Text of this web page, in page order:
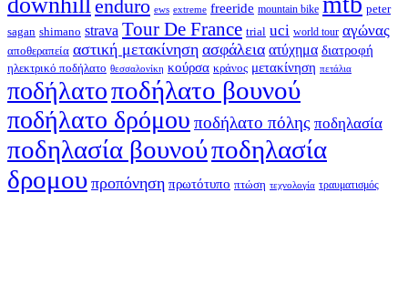
enduro ews extreme freeride mountain bike
peter
sagan shimano strava Tour De France trial uci world tour αγώνας
αποθεραπεία αστική μετακίνηση ασφάλεια ατύχημα διατροφή
ηλεκτρικό ποδήλατο θεσσαλονίκη κούρσα κράνος μετακίνηση πετάλια
ποδήλατοποδήλατο βουνού
ποδήλατο δρόμου ποδήλατο πόλης ποδηλασία
ποδηλασία βουνούποδηλασία
δρομου προπόνηση πρωτότυπο πτώση τεχνολογία τραυματισμός